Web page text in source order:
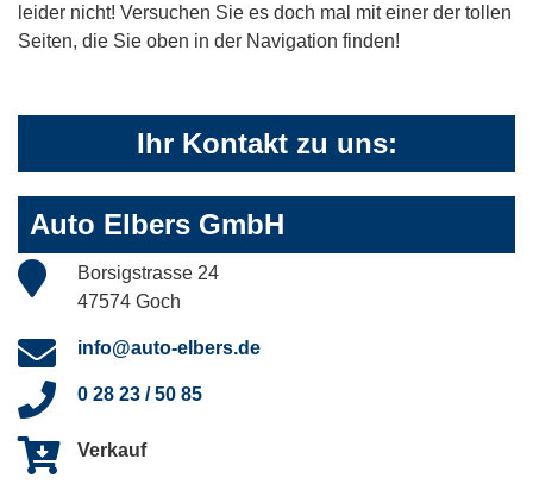
leider nicht! Versuchen Sie es doch mal mit einer der tollen
Seiten, die Sie oben in der Navigation finden!
Ihr Kontakt zu uns:
Auto Elbers GmbH
Borsigstrasse 24
47574 Goch
info@auto-elbers.de
0 28 23 / 50 85
Verkauf